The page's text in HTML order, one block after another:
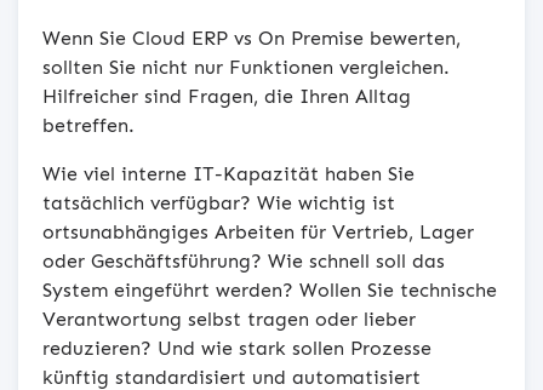
Wenn Sie Cloud ERP vs On Premise bewerten,
sollten Sie nicht nur Funktionen vergleichen.
Hilfreicher sind Fragen, die Ihren Alltag
betreffen.
Wie viel interne IT-Kapazität haben Sie
tatsächlich verfügbar? Wie wichtig ist
ortsunabhängiges Arbeiten für Vertrieb, Lager
oder Geschäftsführung? Wie schnell soll das
System eingeführt werden? Wollen Sie technische
Verantwortung selbst tragen oder lieber
reduzieren? Und wie stark sollen Prozesse
künftig standardisiert und automatisiert